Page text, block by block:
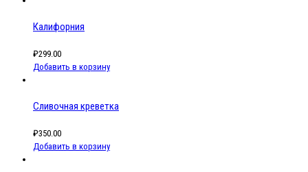
Калифорния
₽299.00
Добавить в корзину
Сливочная креветка
₽350.00
Добавить в корзину